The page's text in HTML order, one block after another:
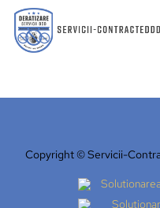
Copyright © Servicii-